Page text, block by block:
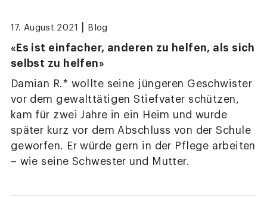
17. August 2021 Blog
«Es ist einfacher, anderen zu helfen, als sich
selbst zu helfen»
Damian R.* wollte seine jüngeren Geschwister
vor dem gewalttätigen Stiefvater schützen,
kam für zwei Jahre in ein Heim und wurde
später kurz vor dem Abschluss von der Schule
geworfen. Er würde gern in der Pflege arbeiten
– wie seine Schwester und Mutter.